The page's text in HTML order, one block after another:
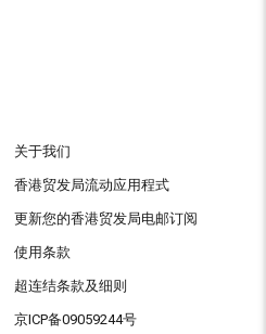
关于我们
香港贸发局流动应用程式
更新您的香港贸发局电邮订阅
使用条款
超连结条款及细则
京ICP备09059244号